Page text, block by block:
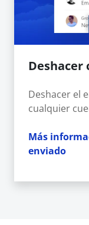
Deshacer
Deshacer el
cualquier
Más
enviado